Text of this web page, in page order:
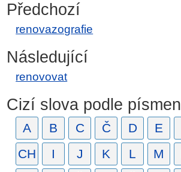
Předchozí
renovazografie
Následující
renovovat
Cizí slova podle písmen
A B C Č D E
CH
I J K L M